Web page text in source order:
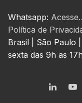
Whatsapp:
Política de
Brasil | São Paulo
sexta das 9h as 17h